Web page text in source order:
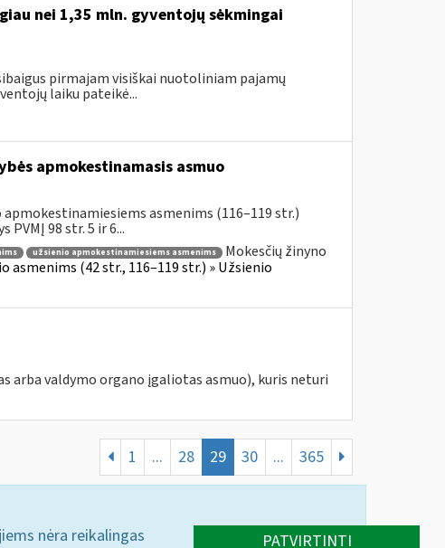
nei 1,35 mln. gyventojų sėkmingai
pirmajam visiškai nuotoliniam pajamų
laiku pateikė...
apmokestinamasis asmuo
asmenims (116–119 str.)
98 str. 5 ir 6...
užsienio apmokestinamiesiems asmenims
Mokesčių žinyno
(42 str., 116–119 str.) » Užsienio
arba valdymo organo įgaliotas asmuo), kuris neturi
1 ... 28 29 30 ... 365
nėra reikalingas
PATVIRTINTI